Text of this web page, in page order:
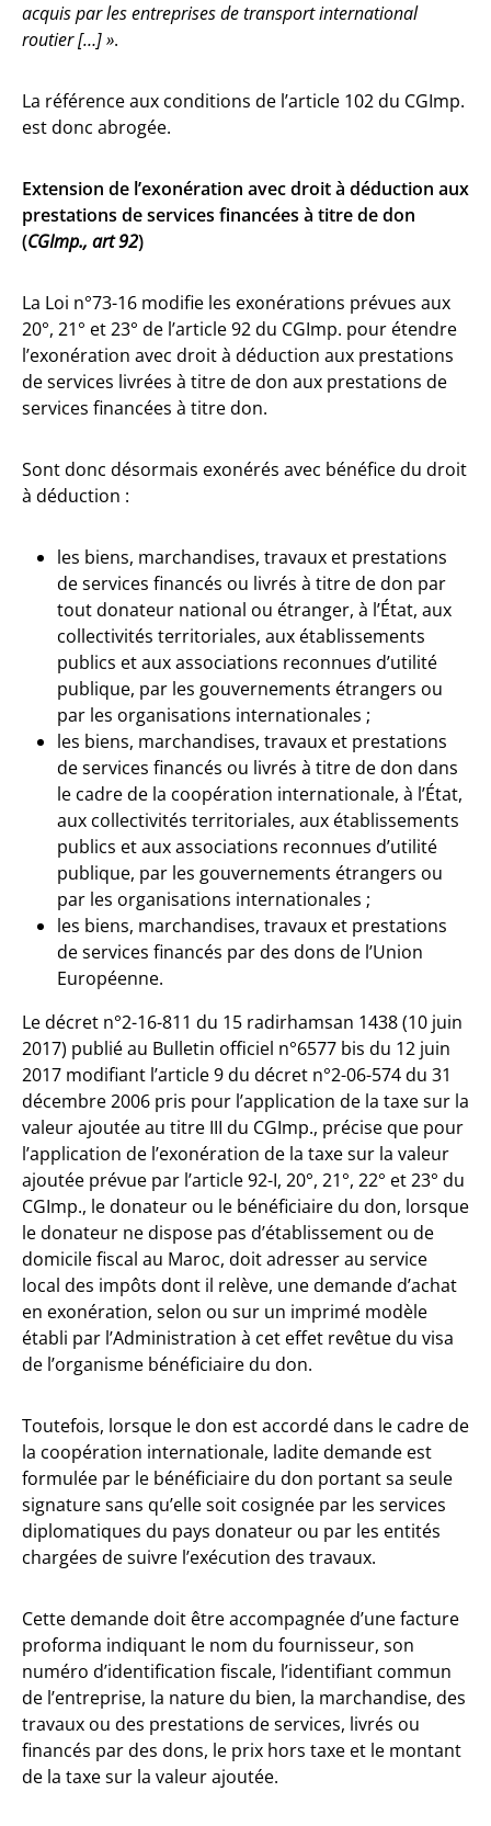
acquis par les entreprises de transport international
routier […] ».
La référence aux conditions de l’article 102 du CGImp.
est donc abrogée.
Extension de l’exonération avec droit à déduction aux
prestations de services financées à titre de don
(CGImp., art 92)
La Loi n°73-16 modifie les exonérations prévues aux
20°, 21° et 23° de l’article 92 du CGImp. pour étendre
l’exonération avec droit à déduction aux prestations
de services livrées à titre de don aux prestations de
services financées à titre don.
Sont donc désormais exonérés avec bénéfice du droit
à déduction :
les biens, marchandises, travaux et prestations
de services financés ou livrés à titre de don par
tout donateur national ou étranger, à l’État, aux
collectivités territoriales, aux établissements
publics et aux associations reconnues d’utilité
publique, par les gouvernements étrangers ou
par les organisations internationales ;
les biens, marchandises, travaux et prestations
de services financés ou livrés à titre de don dans
le cadre de la coopération internationale, à l’État,
aux collectivités territoriales, aux établissements
publics et aux associations reconnues d’utilité
publique, par les gouvernements étrangers ou
par les organisations internationales ;
les biens, marchandises, travaux et prestations
de services financés par des dons de l’Union
Européenne.
Le décret n°2-16-811 du 15 radirhamsan 1438 (10 juin
2017) publié au Bulletin officiel n°6577 bis du 12 juin
2017 modifiant l’article 9 du décret n°2-06-574 du 31
décembre 2006 pris pour l’application de la taxe sur la
valeur ajoutée au titre III du CGImp., précise que pour
l’application de l’exonération de la taxe sur la valeur
ajoutée prévue par l’article 92-I, 20°, 21°, 22° et 23° du
CGImp., le donateur ou le bénéficiaire du don, lorsque
le donateur ne dispose pas d’établissement ou de
domicile fiscal au Maroc, doit adresser au service
local des impôts dont il relève, une demande d’achat
en exonération, selon ou sur un imprimé modèle
établi par l’Administration à cet effet revêtue du visa
de l’organisme bénéficiaire du don.
Toutefois, lorsque le don est accordé dans le cadre de
la coopération internationale, ladite demande est
formulée par le bénéficiaire du don portant sa seule
signature sans qu’elle soit cosignée par les services
diplomatiques du pays donateur ou par les entités
chargées de suivre l’exécution des travaux.
Cette demande doit être accompagnée d’une facture
proforma indiquant le nom du fournisseur, son
numéro d’identification fiscale, l’identifiant commun
de l’entreprise, la nature du bien, la marchandise, des
travaux ou des prestations de services, livrés ou
financés par des dons, le prix hors taxe et le montant
de la taxe sur la valeur ajoutée.